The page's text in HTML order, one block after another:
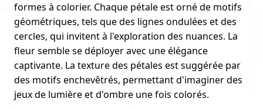
formes à colorier. Chaque pétale est orné de motifs
géométriques, tels que des lignes ondulées et des
cercles, qui invitent à l'exploration des nuances. La
fleur semble se déployer avec une élégance
captivante. La texture des pétales est suggérée par
des motifs enchevêtrés, permettant d'imaginer des
jeux de lumière et d'ombre une fois colorés.